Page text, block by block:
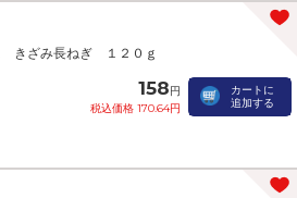
きざみ長ねぎ １２０ｇ
158円
税込価格 170.64円
カートに
追加する